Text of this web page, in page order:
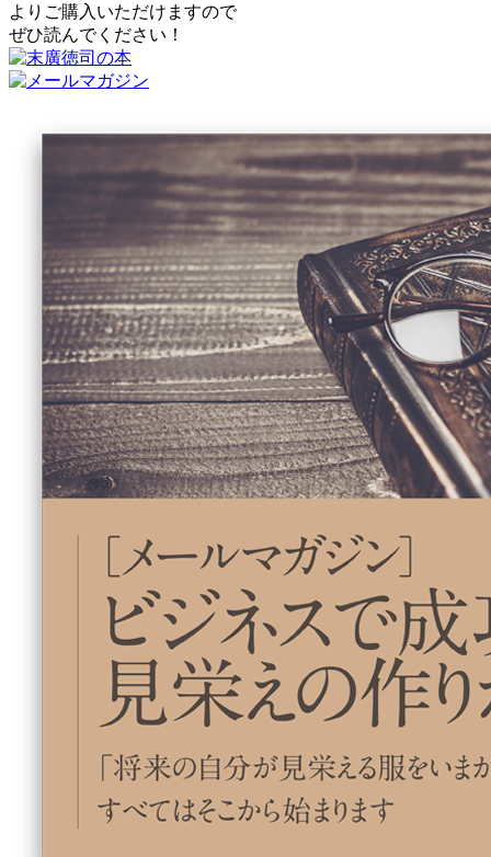
よりご購入いただけますので
ぜひ読んでください！